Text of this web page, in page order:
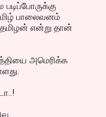
பாலைவனம்
தமிழன் என்று தான்
அமெரிக்க